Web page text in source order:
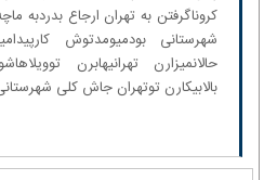
کروناگرفتن به تهران ارجاع بدردبه
شهرستانی بودمیومدتوش
حالانمیزارن تهرانیهابرن
بالابیکارن توتهران جاش کلی